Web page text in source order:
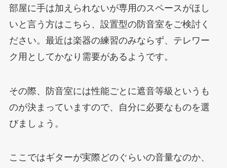
部屋に手は加えられないが専用のスペースがほし
いと言う方はこちら、設置型の防音室をご検討く
ださい。最近は楽器の練習のみならず、テレワー
ク用としてかなり需要があるようです。
その際、防音室には性能ごとに遮音等級というも
のが決まっていますので、自分に必要なものを選
びましょう。
ここではギターが実際どのぐらいの音量なのか、